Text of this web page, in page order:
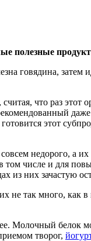
полезные
говядина, затем
что раз
этот
недорого, а
числе и для
из них зачастую
так много, как
Молочный белок
творог,